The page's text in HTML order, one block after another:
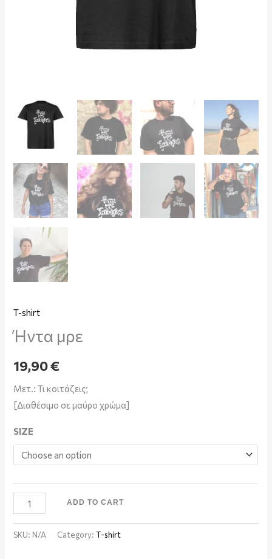
T-shirt
Ήντα μρε
19,90€
Μετ.: Τι κοιτάζεις;
[Διαθέσιμο σε μαύρο χρώμα]
SIZE
ADD TO CART
SKU: N/A Category:T-shirt